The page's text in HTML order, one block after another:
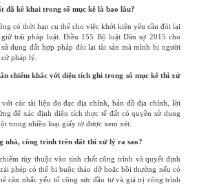
đã kê khai trong sổ mục kê là bao lâu?
có thời hạn cụ thể cho việc khởi kiện yêu cầu đòi lại
trái pháp luật. Điều 155 Bộ luật Dân sự 2015 cho
dụng đất hợp pháp đòi lại tài sản mà mình bị người
pháp lý.
chiếm khác với diện tích ghi trong sổ mục kê thì xử
với các tài liệu đo đạc địa chính, bản đồ địa chính, lời
để xác định diện tích thực tế đất có quyền sử dụng
trong nhiều loại giấy tờ được xem xét.
nhà, công trình trên đất thì xử lý ra sao?
tùy thuộc vào tính chất công trình và quyết định
phép có thể bị buộc tháo dỡ hoặc bồi thường nếu có
cân nhắc yếu tố công sức đầu tư và giá trị công trình